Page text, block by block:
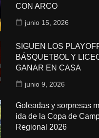
CON ARCO
junio 15, 2026
SIGUEN LOS
BÁSQUETBOL Y
GANAR EN CASA
junio 9, 2026
Goleadas y sorpresas
ida de la Copa de
Regional 2026